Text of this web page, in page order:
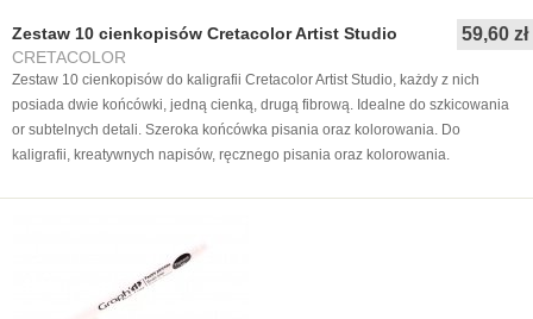
Zestaw 10 cienkopisów Cretacolor Artist Studio 59,60 zł
CRETACOLOR
Zestaw 10 cienkopisów do kaligrafii Cretacolor Artist Studio, każdy z nich
posiada dwie końcówki, jedną cienką, drugą fibrową. Idealne do szkicowania
or subtelnych detali. Szeroka końcówka pisania oraz kolorowania. Do
kaligrafii, kreatywnych napisów, ręcznego pisania oraz kolorowania.